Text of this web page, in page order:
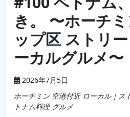
き。 〜ホーチ
ップ区 ストリ
ーカルグルメ〜
2026年7月5日
ホーチミン 空港付近 ローカル｜ス
トナム料理 グルメ